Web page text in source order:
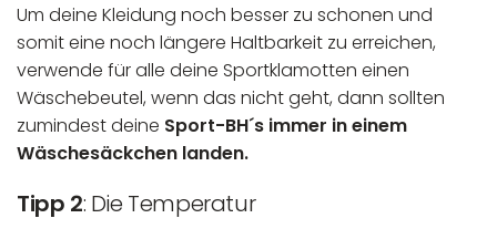
Um deine Kleidung noch besser zu schonen und
somit eine noch längere Haltbarkeit zu erreichen,
verwende für alle deine Sportklamotten einen
Wäschebeutel, wenn das nicht geht, dann sollten
zumindest deine Sport-BH´s immer in einem
Wäschesäckchen landen.
Tipp 2: Die Temperatur